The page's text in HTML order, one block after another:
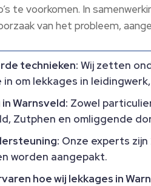
te voorkomen. In
van het probleem,
technieken: Wij zetten
in om lekkages in
Warnsveld: Zowel
Zutphen en omliggende
Onze experts
worden aangepakt.
hoe wij lekkages in